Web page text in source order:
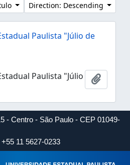
Direction: Descending
Paulista "Júlio de
Paulista "Júlio
Añadir
- Centro - São Paulo - CEP 01049-
11 5627-0233